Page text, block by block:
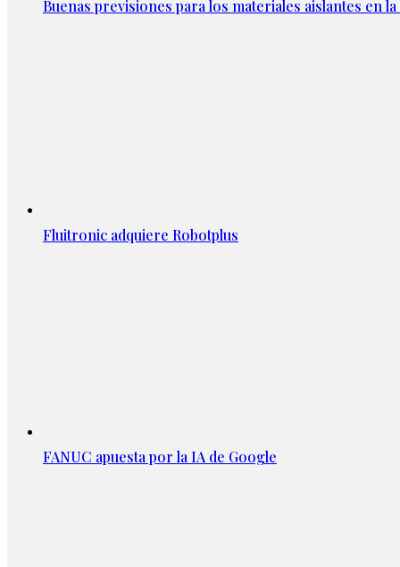
Buenas previsiones para los materiales aislantes en
Fluitronic adquiere Robotplus
FANUC apuesta por la IA de Google